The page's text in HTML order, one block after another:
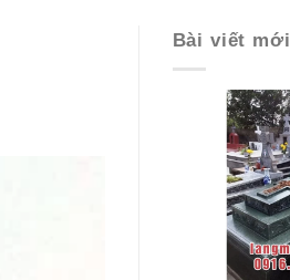
Bài viết mới